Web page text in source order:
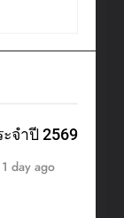
จำปี 2569
1 day ago